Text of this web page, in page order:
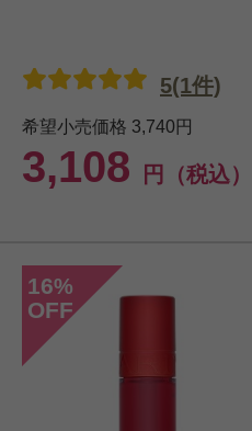
希望小売価格 3,740円
3,108 円（税込）
5(1件)
16%
OFF